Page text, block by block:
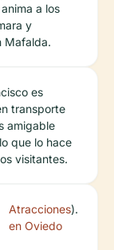
a los
y
Mafalda.
es
transporte
amigable
que lo hace
visitantes.
Atracciones
en Oviedo
).